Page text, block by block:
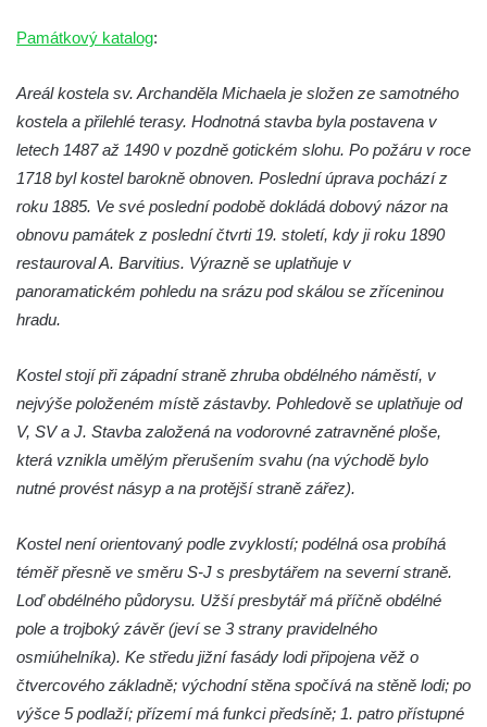
Cedronu
Křížová cesta Římov – VII. kaple – Políbení
Jidášovo
Křížová cesta Římov – VI. kaple – Olivetská
hora (Getsemanská zahrada)
Křížová cesta Římov – IV. kaple – Pustá ves
Křížová cesta Římov – II. kaple – Poslední
Křížová cesta Římov – I. kaple – Loučení
Ježíše s Pannou Marií
Márnice na hřbitově v Římově
Kaple v Horním Třeboníně
Kaple mezi Dolním Třebonínem a Horním
Památkový katalog:
Areál kostela sv. Archanděla Michaela je složen ze samotného
kostela a přilehlé terasy. Hodnotná stavba byla postavena v
letech 1487 až 1490 v pozdně gotickém slohu. Po požáru v roce
1718 byl kostel barokně obnoven. Poslední úprava pochází z
roku 1885. Ve své poslední podobě dokládá dobový názor na
obnovu památek z poslední čtvrti 19. století, kdy ji roku 1890
restauroval A. Barvitius. Výrazně se uplatňuje v
panoramatickém pohledu na srázu pod skálou se zříceninou
hradu.
Kostel stojí při západní straně zhruba obdélného náměstí, v
nejvýše položeném místě zástavby. Pohledově se uplatňuje od
V, SV a J. Stavba založená na vodorovné zatravněné ploše,
která vznikla umělým přerušením svahu (na východě bylo
nutné provést násyp a na protější straně zářez).
Kostel není orientovaný podle zvyklostí; podélná osa probíhá
téměř přesně ve směru S-J s presbytářem na severní straně.
Loď obdélného půdorysu. Užší presbytář má příčně obdélné
pole a trojboký závěr (jeví se 3 strany pravidelného
osmiúhelníka). Ke středu jižní fasády lodi připojena věž o
čtvercového základně; východní stěna spočívá na stěně lodi; po
výšce 5 podlaží; přízemí má funkci předsíně; 1. patro přístupné